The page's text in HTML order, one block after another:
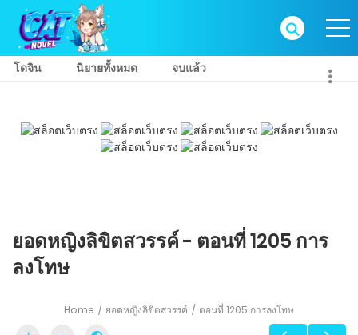
โดจิน นิยายทั้งหมด จบแล้ว
ยอดหญิงลิขิตสวรรค์ - ตอนที่ 1205 การ
ลงโทษ
Home ยอดหญิงลิขิตสวรรค์ ตอนที่ 1205 การลงโทษ